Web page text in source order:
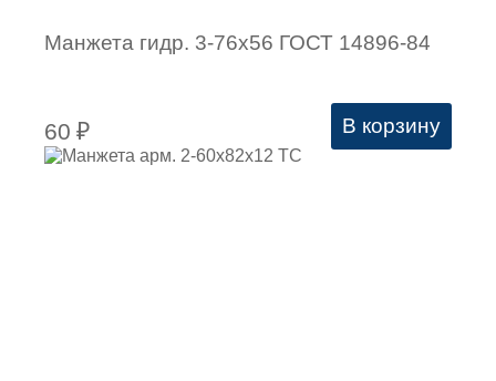
Манжета гидр. 3-76х56 ГОСТ 14896-84
60 ₽ В корзину